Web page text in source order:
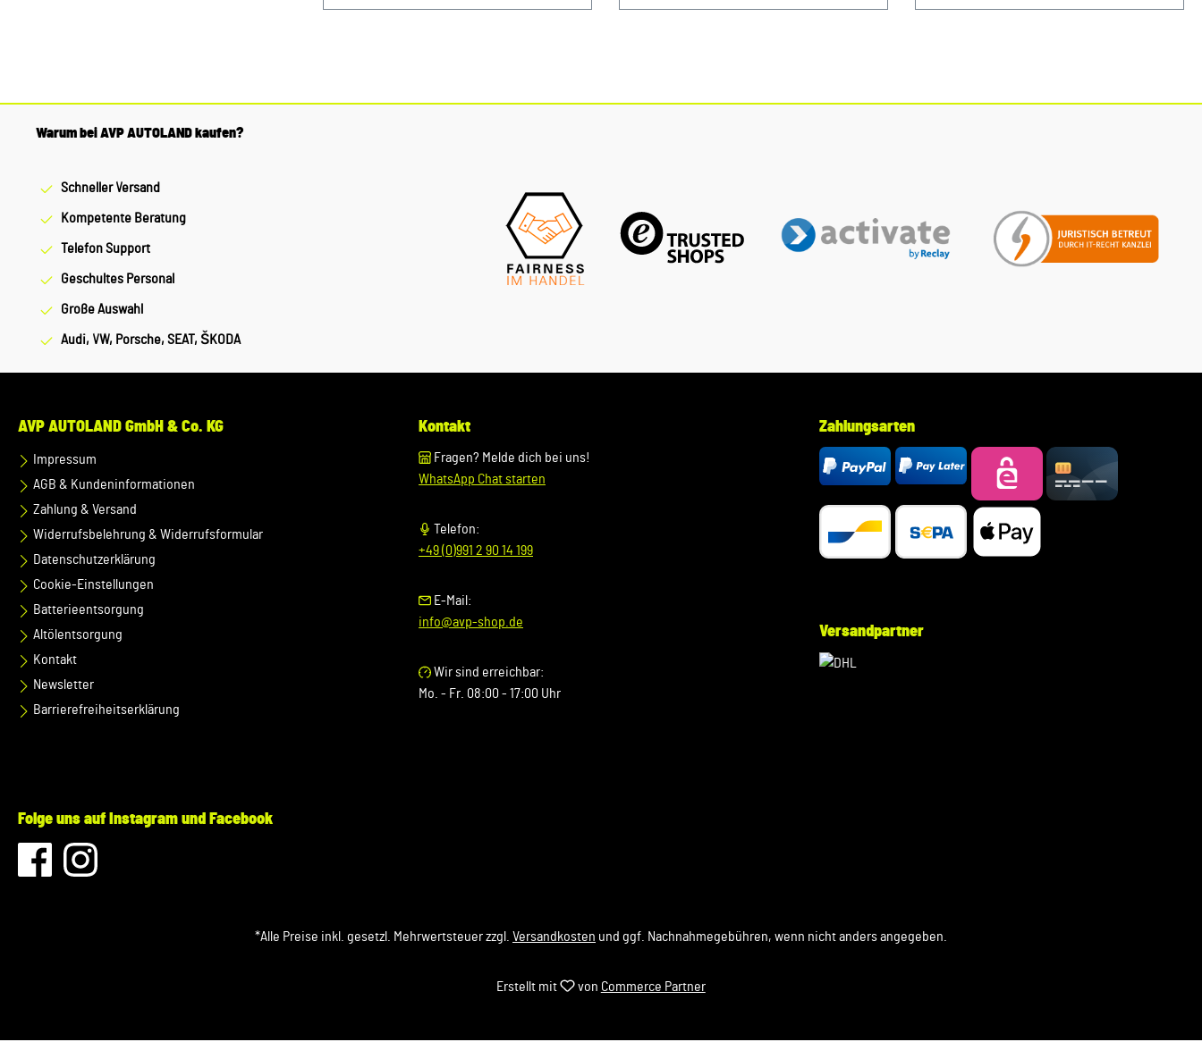
Warum bei AVP AUTOLAND kaufen?
Schneller Versand
Kompetente Beratung
Telefon Support
Geschultes Personal
Große Auswahl
Audi, VW, Porsche, SEAT, ŠKODA
AVP AUTOLAND GmbH & Co. KG
Impressum
AGB & Kundeninformationen
Zahlung & Versand
Widerrufsbelehrung & Widerrufsformular
Datenschutzerklärung
Cookie-Einstellungen
Batterieentsorgung
Altölentsorgung
Kontakt
Newsletter
Barrierefreiheitserklärung
Kontakt
Fragen? Melde dich bei uns!
WhatsApp Chat starten
Telefon:
+49 (0)991 2 90 14 199
E-Mail:
info@avp-shop.de
Wir sind erreichbar:
Mo. - Fr. 08:00 - 17:00 Uhr
Zahlungsarten
Versandpartner
Folge uns auf Instagram und Facebook
*Alle Preise inkl. gesetzl. Mehrwertsteuer zzgl. Versandkosten und ggf. Nachnahmegebühren, wenn nicht anders angegeben.
Erstellt mit von Commerce Partner